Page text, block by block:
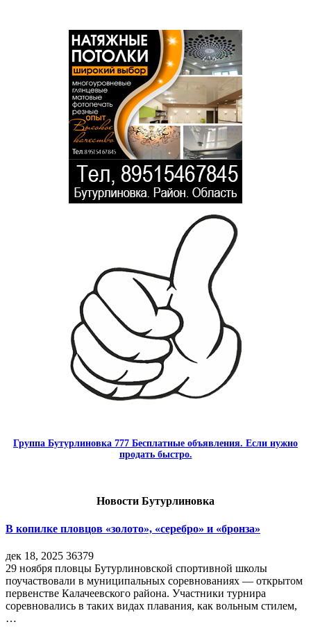
Группа Бутурлиновка 777 Бесплатные объявления. Если нужно
продать быстро.
Новости Бутурлиновка
В копилке пловцов «золото», «серебро» и «бронза»
дек 18, 2025 36379
29 ноября пловцы Бутурлиновской спортивной школы
поучаствовали в муниципальных соревнованиях — открытом
первенстве Калачеевского района. Участники турнира
соревновались в таких видах плавания, как вольным стилем,
…